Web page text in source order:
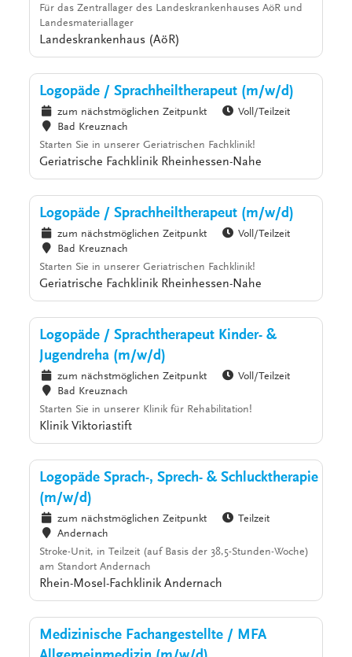
Für das Zentrallager des Landeskrankenhauses AöR und
Landesmateriallager
Landeskrankenhaus (AöR)
Logopäde / Sprachheiltherapeut (m/w/d)
zum nächstmöglichen Zeitpunkt
Voll/Teilzeit
Bad Kreuznach
Starten Sie in unserer Geriatrischen Fachklinik!
Geriatrische Fachklinik Rheinhessen-Nahe
Logopäde / Sprachheiltherapeut (m/w/d)
zum nächstmöglichen Zeitpunkt
Voll/Teilzeit
Bad Kreuznach
Starten Sie in unserer Geriatrischen Fachklinik!
Geriatrische Fachklinik Rheinhessen-Nahe
Logopäde / Sprachtherapeut Kinder- &
Jugendreha (m/w/d)
zum nächstmöglichen Zeitpunkt
Voll/Teilzeit
Bad Kreuznach
Starten Sie in unserer Klinik für Rehabilitation!
Klinik Viktoriastift
Logopäde Sprach-, Sprech- & Schlucktherapie
(m/w/d)
zum nächstmöglichen Zeitpunkt
Teilzeit
Andernach
Stroke-Unit, in Teilzeit (auf Basis der 38,5-Stunden-Woche)
am Standort Andernach
Rhein-Mosel-Fachklinik Andernach
Medizinische Fachangestellte / MFA